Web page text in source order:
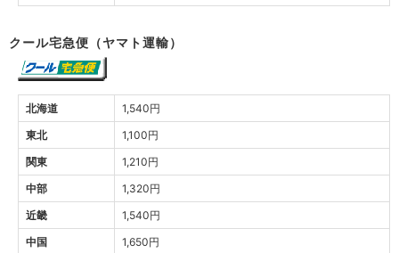
クール宅急便（ヤマト運輸）
北海道
1,540円
東北
1,100円
関東
1,210円
中部
1,320円
近畿
1,540円
中国
1,650円